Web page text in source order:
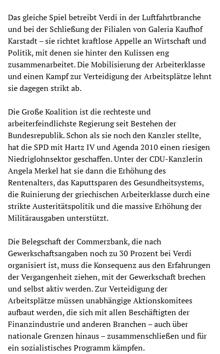
Das gleiche Spiel betreibt Verdi in der Luftfahrtbranche
und bei der Schließung der Filialen von Galeria Kaufhof
Karstadt – sie richtet kraftlose Appelle an Wirtschaft und
Politik, mit denen sie hinter den Kulissen eng
zusammenarbeitet. Die Mobilisierung der Arbeiterklasse
und einen Kampf zur Verteidigung der Arbeitsplätze lehnt
sie dagegen strikt ab.
Die Große Koalition ist die rechteste und
arbeiterfeindlichste Regierung seit Bestehen der
Bundesrepublik. Schon als sie noch den Kanzler stellte,
hat die SPD mit Hartz IV und Agenda 2010 einen riesigen
Niedriglohnsektor geschaffen. Unter der CDU-Kanzlerin
Angela Merkel hat sie dann die Erhöhung des
Rentenalters, das Kaputtsparen des Gesundheitsystems,
die Ruinierung der griechischen Arbeiterklasse durch eine
strikte Austeritätspolitik und die massive Erhöhung der
Militärausgaben unterstützt.
Die Belegschaft der Commerzbank, die nach
Gewerkschaftsangaben noch zu 30 Prozent bei Verdi
organisiert ist, muss die Konsequenz aus den Erfahrungen
der Vergangenheit ziehen, mit der Gewerkschaft brechen
und selbst aktiv werden. Zur Verteidigung der
Arbeitsplätze müssen unabhängige Aktionskomitees
aufbaut werden, die sich mit allen Beschäftigten der
Finanzindustrie und anderen Branchen – auch über
nationale Grenzen hinaus – zusammenschließen und für
ein sozialistisches Programm kämpfen.